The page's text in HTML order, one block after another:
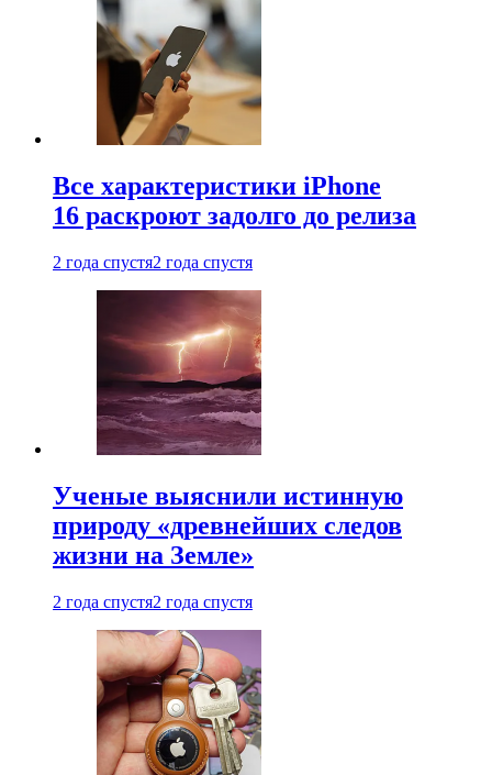
Все характеристики iPhone
16 раскроют задолго до релиза
2 года спустя2 года спустя
Ученые выяснили истинную
природу «древнейших следов
жизни на Земле»
2 года спустя2 года спустя